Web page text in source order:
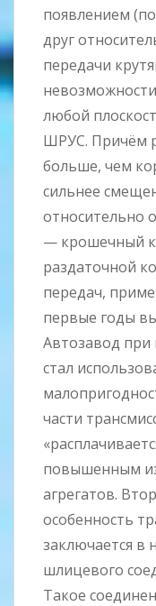
появлением
друг
передачи
любой
ШРУС. Причём
больше, чем
сильнее
относительно
— крошечный
раздаточной
передач,
первые годы
Автозавод
стал
части
повышенным
агрегатов.
особенность
заключается в
шлицевого
Такое